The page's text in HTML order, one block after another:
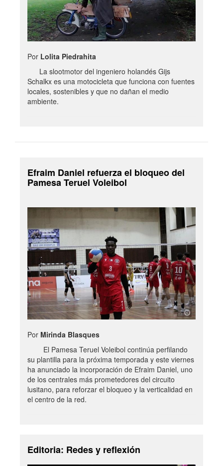
Por Lolita Piedrahita
La slootmotor del ingeniero holandés Gijs
Schalkx es una motocicleta que funciona con fuentes
locales, sostenibles y que no dañan el medio
ambiente.
Efraim Daniel refuerza el bloqueo del
Pamesa Teruel Voleibol
Por Mirinda Blasques
El Pamesa Teruel Voleibol continúa perfilando
su plantilla para la próxima temporada y este viernes
ha anunciado la incorporación de Efraim Daniel, uno
de los centrales más prometedores del circuito
lusitano, para reforzar el bloqueo y la verticalidad en
el centro de la red.
Editoria: Redes y reflexión